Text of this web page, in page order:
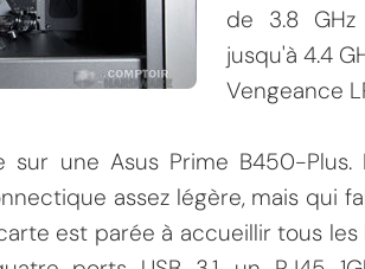
de 3.8
jusqu'à 4.4
Vengeance
sur une Asus Prime B450-
assez légère, mais qui
est parée à accueillir tous